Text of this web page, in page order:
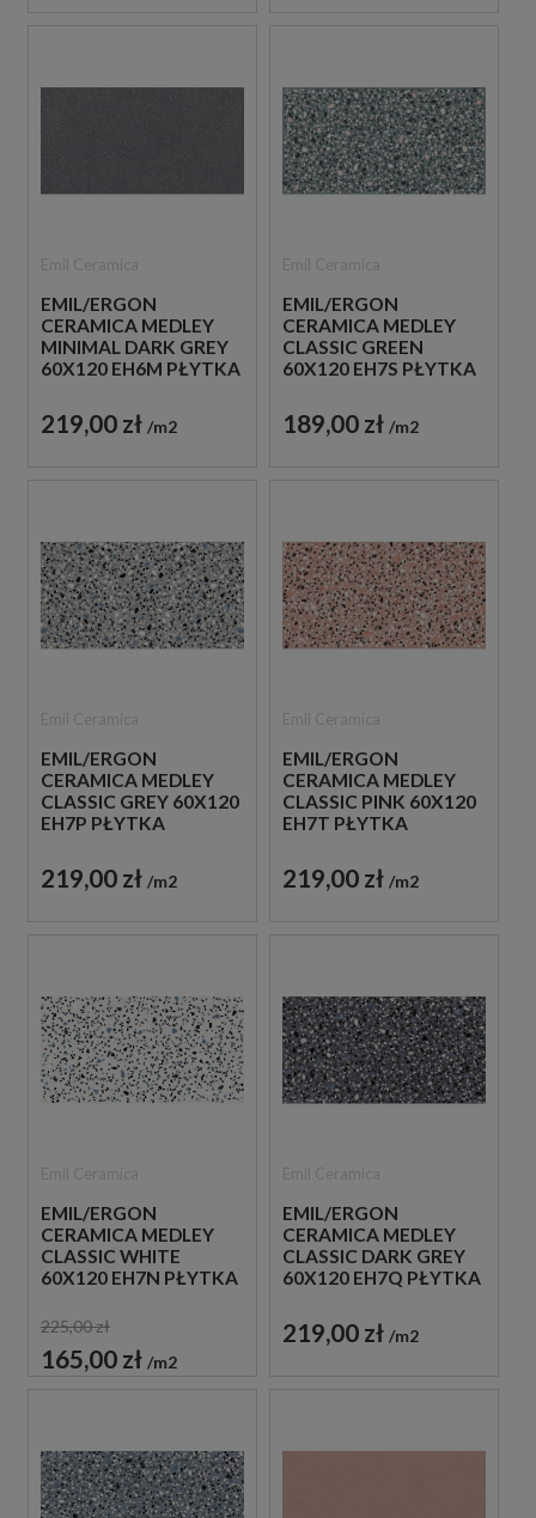
EMIL/ERGON
CERAMICA MEDLEY
MINIMAL DARK GREY
60X120 EH6M PŁYTKA
219,00 zł m2
EMIL/ERGON
CERAMICA MEDLEY
CLASSIC GREEN
60X120 EH7S PŁYTKA
189,00 zł m2
EMIL/ERGON
CERAMICA MEDLEY
CLASSIC GREY 60X120
EH7P PŁYTKA
219,00 zł m2
EMIL/ERGON
CERAMICA MEDLEY
CLASSIC PINK 60X120
EH7T PŁYTKA
219,00 zł m2
EMIL/ERGON
CERAMICA MEDLEY
CLASSIC WHITE
60X120 EH7N PŁYTKA
225,00 zł
165,00 zł m2
EMIL/ERGON
CERAMICA MEDLEY
CLASSIC DARK GREY
60X120 EH7Q PŁYTKA
219,00 zł m2